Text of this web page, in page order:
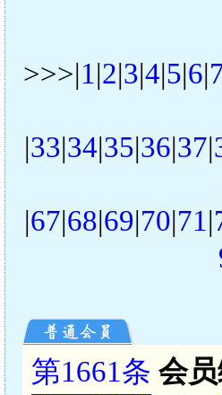
>>>|1|2|3|4|5|6|
|33|34|35|36|37|
|67|68|69|70|71|
第1661条 会